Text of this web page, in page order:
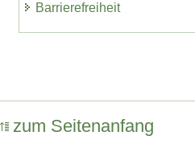
Barrierefreiheit
zum Seitenanfang